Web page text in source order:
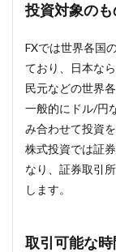
投資対象のも
FXでは世界各国
ており、日本な
民元などの世界
一般的にドル/円
み合わせて投資を
株式投資では証
なり、証券取引
します。
取引可能な時